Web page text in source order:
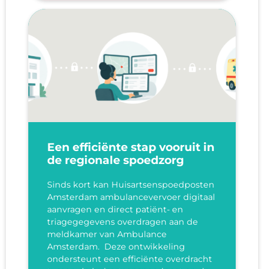
Een efficiënte stap vooruit in
de regionale spoedzorg
Sinds kort kan Huisartsenspoedposten
Amsterdam ambulancevervoer digitaal
aanvragen en direct patiënt- en
triagegegevens overdragen aan de
meldkamer van Ambulance
Amsterdam. Deze ontwikkeling
ondersteunt een efficiënte overdracht